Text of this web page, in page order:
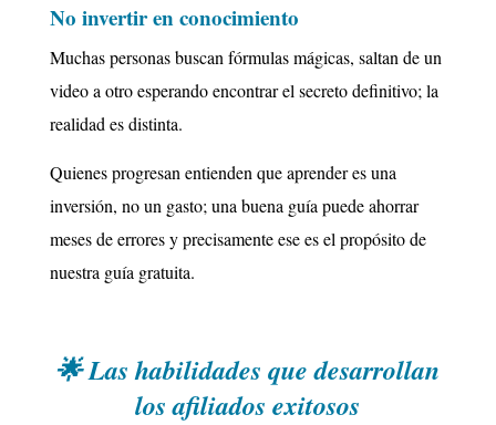
No invertir en conocimiento
Muchas personas buscan fórmulas mágicas, saltan de un
video a otro esperando encontrar el secreto definitivo; la
realidad es distinta.
Quienes progresan entienden que aprender es una
inversión, no un gasto; una buena guía puede ahorrar
meses de errores y precisamente ese es el propósito de
nuestra guía gratuita.
🌟 Las habilidades que desarrollan
los afiliados exitosos